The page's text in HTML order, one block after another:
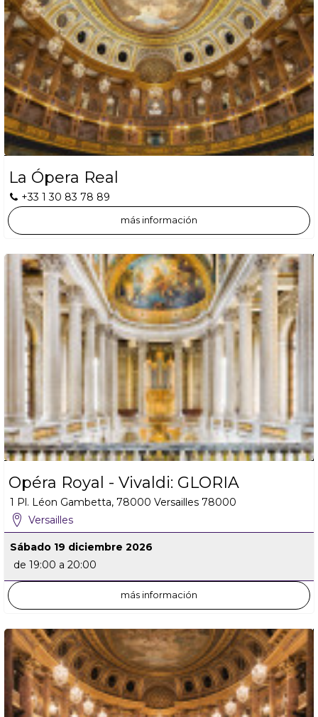
La Ópera Real
+33 1 30 83 78 89
más información
Opéra Royal - Vivaldi: GLORIA
1 Pl. Léon Gambetta, 78000 Versailles 78000
Versailles
Sábado 19 diciembre 2026
de 19:00 a 20:00
más información